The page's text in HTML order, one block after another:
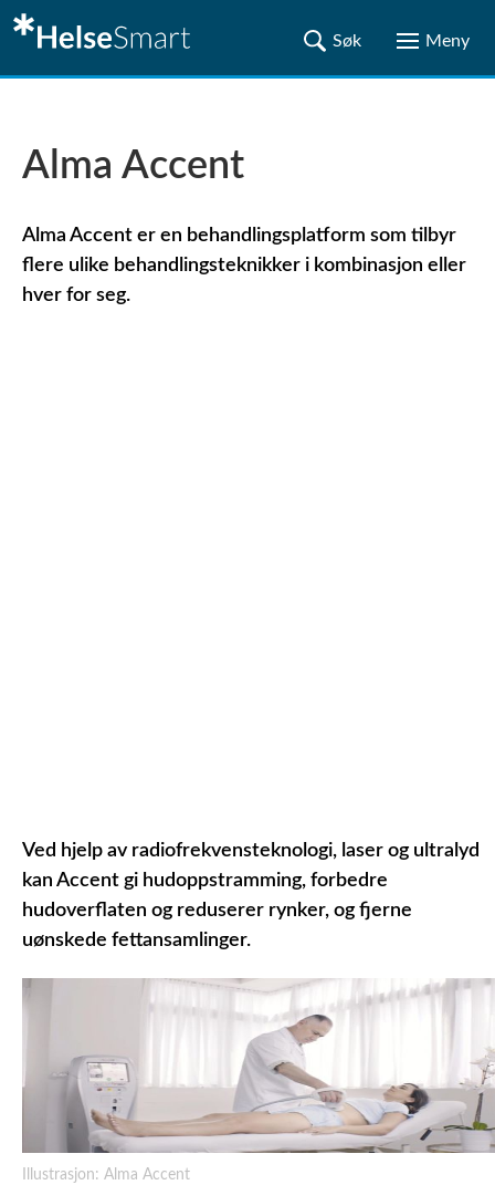
Alma Accent
Alma Accent er en behandlingsplatform som tilbyr
flere ulike behandlingsteknikker i kombinasjon eller
hver for seg.
Ved hjelp av radiofrekvensteknologi, laser og ultralyd
kan Accent gi hudoppstramming, forbedre
hudoverflaten og reduserer rynker, og fjerne
uønskede fettansamlinger.
Illustrasjon: Alma Accent